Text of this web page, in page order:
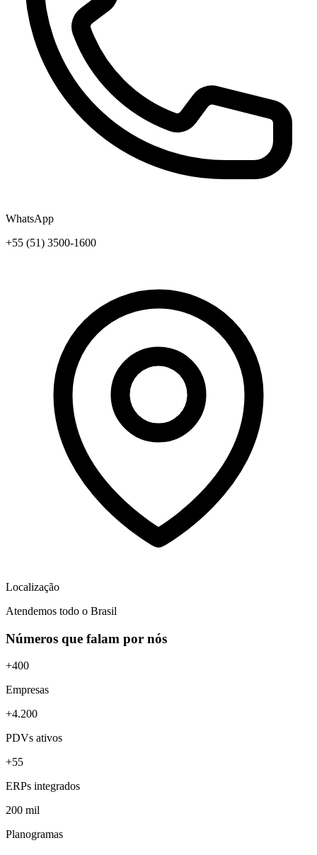
WhatsApp
+55 (51) 3500-1600
Localização
Atendemos todo o Brasil
Números que falam por nós
+400
Empresas
+4.200
PDVs ativos
+55
ERPs integrados
200 mil
Planogramas